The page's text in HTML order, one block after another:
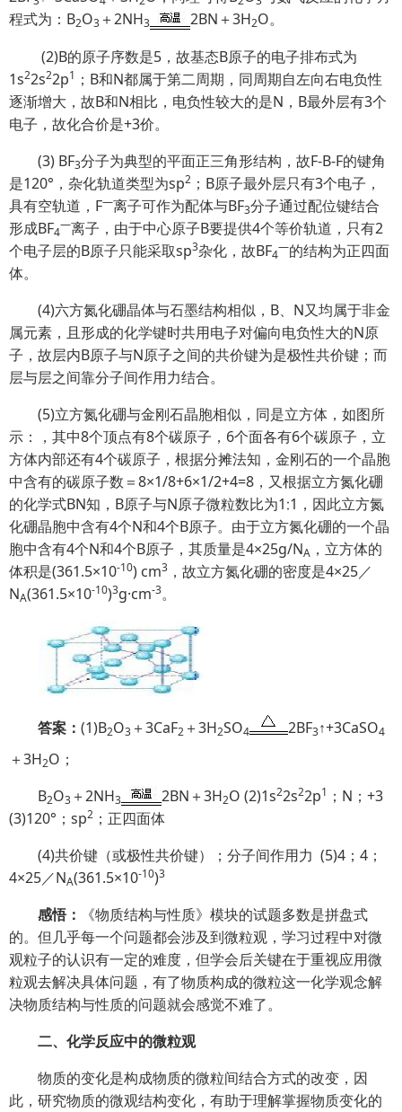
程式为：B2O3 ＋2NH3 2BN＋3H2O。
(2)B的原子序数是5，故基态B原子的电子排布式为
1s22s22p1 ；B和N都属于第二周期，同周期自左向右电负性
逐渐增大，故B和N相比，电负性较大的是N，B最外层有3个
电子，故化合价是+3价。
(3) BF3分子为典型的平面正三角形结构，故F-B-F的键角
是120°，杂化轨道类型为sp2 ；B原子最外层只有3个电子，
具有空轨道，F—离子可作为配体与BF3分子通过配位键结合
形成BF4
—离子，由于中心原子B要提供4个等价轨道，只有2
个电子层的B原子只能采取sp3杂化，故BF4
—的结构为正四面
体。
(4)六方氮化硼晶体与石墨结构相似，B、N又均属于非金
属元素，且形成的化学键时共用电子对偏向电负性大的N原
子，故层内B原子与N原子之间的共价键为是极性共价键；而
层与层之间靠分子间作用力结合。
(5)立方氮化硼与金刚石晶胞相似，同是立方体，如图所
示：，其中8个顶点有8个碳原子，6个面各有6个碳原子，立
方体内部还有4个碳原子，根据分摊法知，金刚石的一个晶胞
中含有的碳原子数＝8×1/8+6×1/2+4=8，又根据立方氮化硼
的化学式BN知，B原子与N原子微粒数比为1∶1，因此立方氮
化硼晶胞中含有4个N和4个B原子。由于立方氮化硼的一个晶
胞中含有4个N和4个B原子，其质量是4×25g/NA ，立方体的
体积是(361.5×10-10) cm3 ，故立方氮化硼的密度是4×25／
NA(361.5×10-10)3g·cm-3。
答案 ： (1)B2O3 ＋3CaF2 ＋3H2SO4 2BF3↑+3CaSO4
＋3H2O；
B2O3 ＋2NH3 2BN＋3H2O (2)1s22s22p1 ；N；+3
(3)120°；sp2 ；正四面体
(4)共价键（或极性共价键）；分子间作用力 (5)4；4；
4×25／NA(361.5×10-10)3
感悟：
《物质结构与性质》模块的试题多数是拼盘式
的。但几乎每一个问题都会涉及到微粒观，学习过程中对微
观粒子的认识有一定的难度，但学会后关键在于重视应用微
粒观去解决具体问题，有了物质构成的微粒这一化学观念解
决物质结构与性质的问题就会感觉不难了。
二、化学反应中的微粒观
物质的变化是构成物质的微粒间结合方式的改变，因
此，研究物质的微观结构变化，有助于理解掌握物质变化的